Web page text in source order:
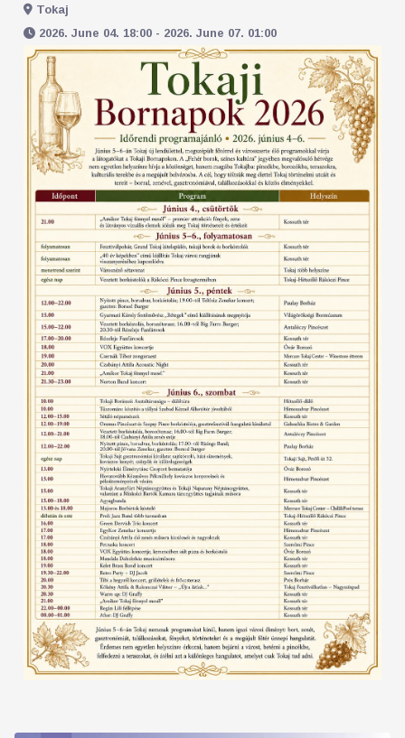
Tokaj
2026. June 04. 18:00 - 2026. June 07. 01:00